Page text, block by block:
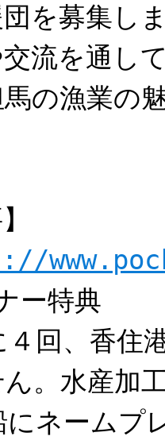
を募集し
流を通し
馬の漁業の
】
ー特典
回、香住
。水産加
ネームプ